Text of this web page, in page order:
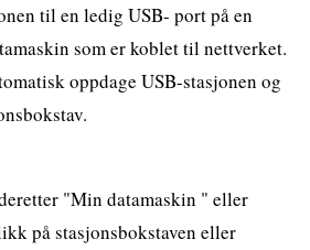
til en ledig USB- port på en
som er koblet til nettverket.
oppdage USB-stasjonen og
"Min datamaskin " eller
på stasjonsbokstaven eller